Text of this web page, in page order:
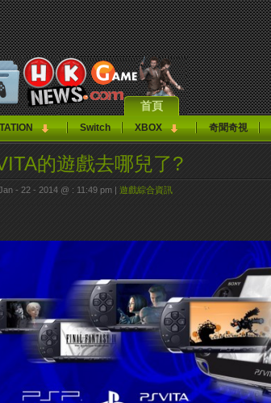
首頁
Switch XBOX 奇聞奇視
的遊戲去哪兒了?
- 22 - 2014 @ : 11:49 pm | 遊戲綜合資訊